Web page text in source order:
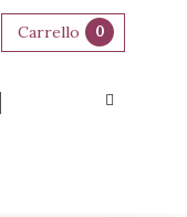
Carrello 0